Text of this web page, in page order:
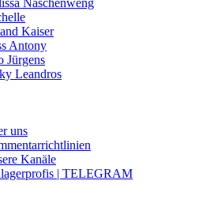
Naschenweng
Kaiser
Antony
Jürgens
Leandros
uns
Kanäle
| TELEGRAM